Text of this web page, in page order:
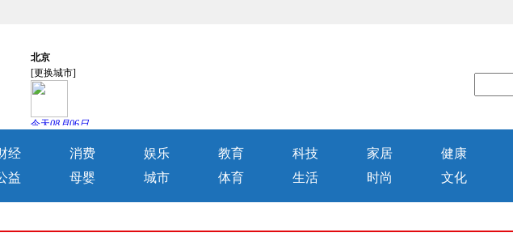
经 消费 娱乐 教育 科技 家居 健康
益 母婴 城市 体育 生活 时尚 文化